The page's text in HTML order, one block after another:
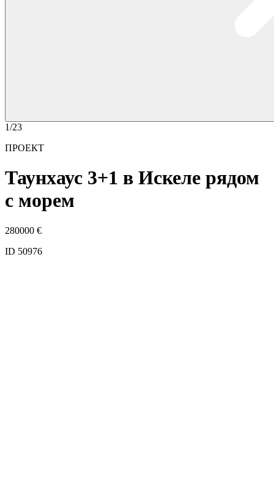
1/23
ПРОЕКТ
Таунхаус 3+1 в Искеле рядом
с морем
280000 €
ID 50976